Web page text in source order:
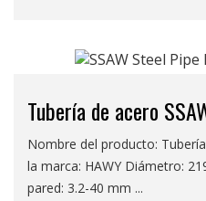
Tubería de acero
Nombre del producto:
la marca: HAWY Diámetro:
pared: 3.2-40 mm ...